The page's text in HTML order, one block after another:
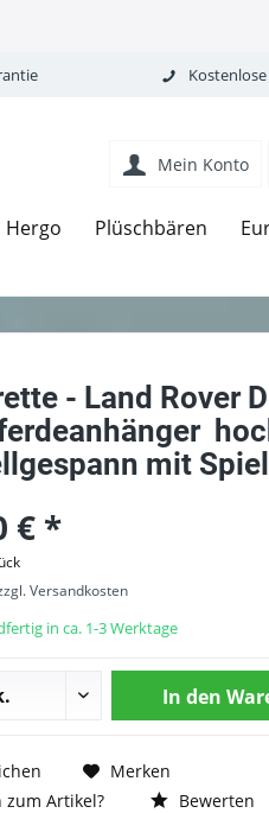
Mein Konto
Hergo Plüschbären
- Land Rover

mit
€ *
Versandkosten
in ca. 1-3 Werktage
In den
Merken
zum Artikel?
Bewerten